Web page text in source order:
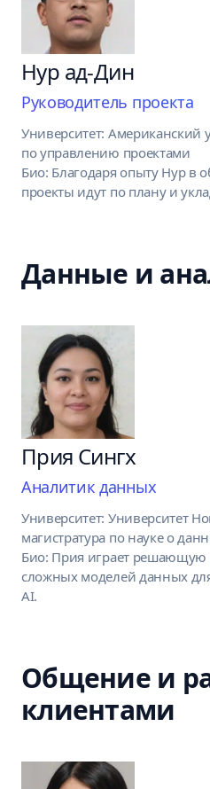
Нур ад-Дин
Руководитель проекта
Университет: Американский
по управлению проектами
Био: Благодаря опыту Нур в
проекты идут по плану и
Данные и
Прия Сингх
Аналитик данных
Университет: Университет
магистратура по науке о
Био: Прия играет решающую
сложных моделей данных
AI.
Общение и
клиентами